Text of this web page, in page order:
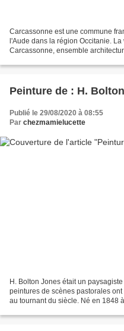
Carcassonne est une commune
l'Aude dans la région Occitanie.
Carcassonne, ensemble
Peinture de : H.
Publié le 29/08/2020 à 08:55
Par chezmamielucette
H. Bolton Jones était un
peintures de scènes pastorales
au tournant du siècle. Né en 1848